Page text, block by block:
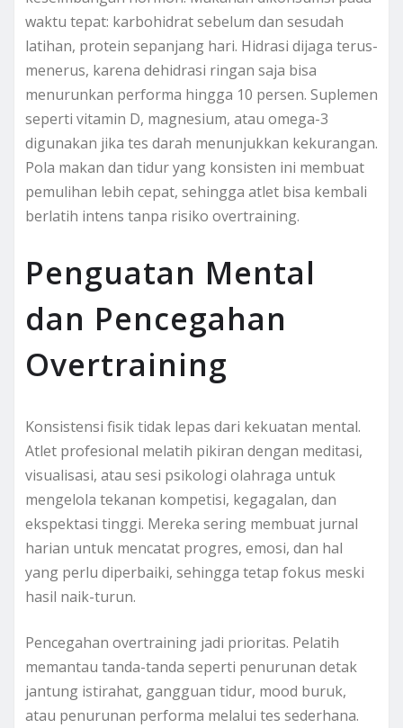
waktu tepat: karbohidrat sebelum dan sesudah
latihan, protein sepanjang hari. Hidrasi dijaga terus-
menerus, karena dehidrasi ringan saja bisa
menurunkan performa hingga 10 persen. Suplemen
seperti vitamin D, magnesium, atau omega-3
digunakan jika tes darah menunjukkan kekurangan.
Pola makan dan tidur yang konsisten ini membuat
pemulihan lebih cepat, sehingga atlet bisa kembali
berlatih intens tanpa risiko overtraining.
Penguatan Mental
dan Pencegahan
Overtraining
Konsistensi fisik tidak lepas dari kekuatan mental.
Atlet profesional melatih pikiran dengan meditasi,
visualisasi, atau sesi psikologi olahraga untuk
mengelola tekanan kompetisi, kegagalan, dan
ekspektasi tinggi. Mereka sering membuat jurnal
harian untuk mencatat progres, emosi, dan hal
yang perlu diperbaiki, sehingga tetap fokus meski
hasil naik-turun.
Pencegahan overtraining jadi prioritas. Pelatih
memantau tanda-tanda seperti penurunan detak
jantung istirahat, gangguan tidur, mood buruk,
atau penurunan performa melalui tes sederhana.